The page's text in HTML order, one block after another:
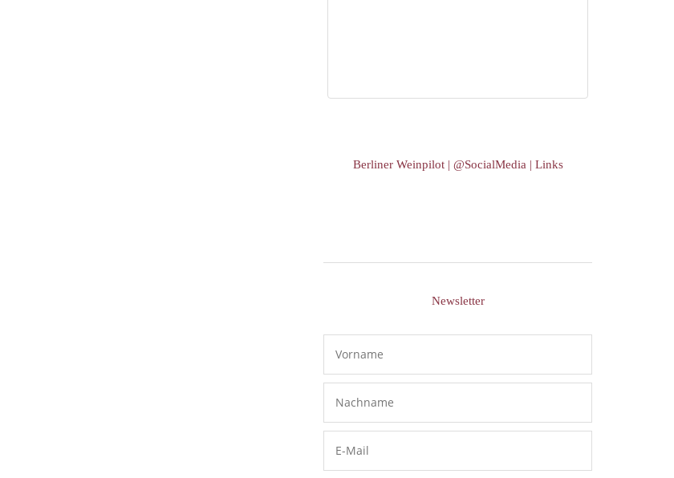
Berliner Weinpilot | @SocialMedia | Links
Newsletter